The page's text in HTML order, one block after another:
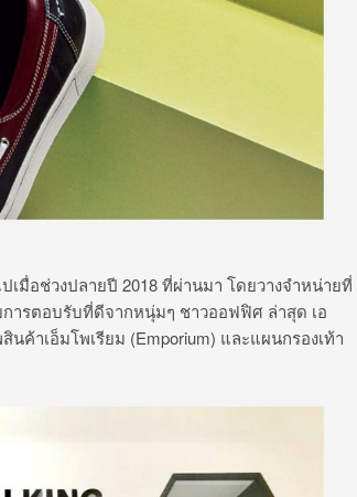
เมื่อช่วงปลายปี 2018 ที่ผ่านมา โดยวางจำหน่ายที่
การตอบรับที่ดีจากหนุ่มๆ ชาวออฟฟิศ ล่าสุด เอ
ค้าเอ็มโพเรียม (Emporium) และแผนกรองเท้า